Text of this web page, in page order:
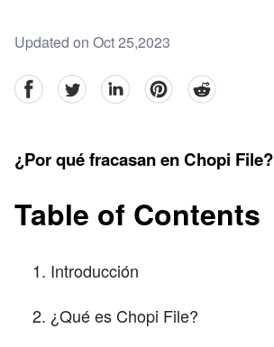
Updated on Oct 25,2023
facebookTwitter linkedinpinterestreddit
¿Por qué fracasan en Chopi File?
Table of Contents
Introducción
¿Qué es Chopi File?